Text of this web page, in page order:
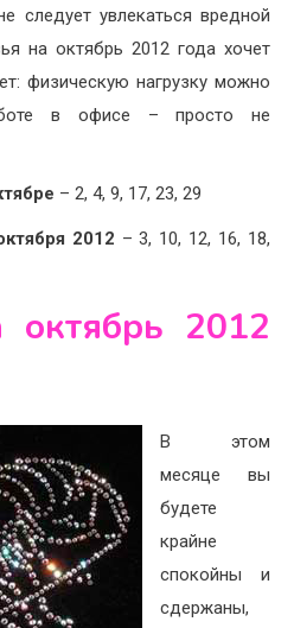
следует увлекаться вредной
на октябрь 2012 года хочет
физическую нагрузку можно
в офисе – просто не
– 2, 4, 9, 17, 23, 29
2012 – 3, 10, 12, 16, 18,
октябрь 2012
В этом
месяце вы
будете
крайне
спокойны и
сдержаны,